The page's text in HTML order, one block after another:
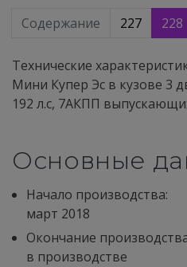
Содержание 227 228
Технические
Мини Купер Эс в кузове 3
192 л.с, 7АКПП
Основные
Начало производства:
март 2018
Окончание
в производстве